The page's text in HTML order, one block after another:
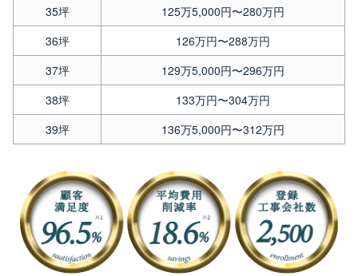
35坪
125万5,000円〜280万円
36坪
126万円〜288万円
37坪
129万5,000円〜296万円
38坪
133万円〜304万円
39坪
136万5,000円〜312万円